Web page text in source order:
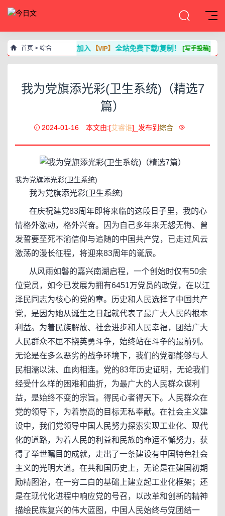
首页 > 综合 加入【VIP】 全站免费下载/复制！ [写手投稿]
我为党旗添光彩(卫生系统)（精选7
篇）
2024-01-16 本文由:[艾睿谁]_发布到 综合
我为党旗添光彩(卫生系统)
我为党旗添光彩(卫生系统)
在庆祝建党83周年即将来临的这段日子里，我的心
情格外激动，格外兴奋。因为自己多年来无怨无悔、曾
发誓要至死不渝信仰与追随的中国共产党，已走过风云
激荡的漫长征程，将迎来83周年的诞辰。
从风雨如磐的嘉兴南湖启程，一个创始时仅有50余
位党员，如今已发展为拥有6451万党员的政党，在以江
泽民同志为核心的党的章。历史和人民选择了中国共产
党，是因为她从诞生之日起就代表了最广大人民的根本
利益。为着民族解放、社会进步和人民幸福，团结广大
人民群众不屈不挠英勇斗争，始终站在斗争的最前列。
无论是在多么恶劣的战争环境下，我们的党都能够与人
民相濡以沫、血肉相连。党的83年历史证明，无论我们
经受什么样的困难和曲折，为最广大的人民群众谋利
益，是始终不变的宗旨。得民心者得天下。人民群众在
党的领导下，为着崇高的目标无私奉献。在社会主义建
设中，我们党领导中国人民努力探索实现工业化、现代
化的道路，为着人民的利益和民族的命运不懈努力，获
得了举世瞩目的成就，走出了一条建设有中国特色社会
主义的光明大道。在共和国历史上，无论是在建国初期
励精图治，在一穷二白的基础上建立起工业化框架；还
是在现代化进程中响应党的号召，以改革和创新的精神
描绘民族复兴的伟大蓝图，中国人民始终与党团结一